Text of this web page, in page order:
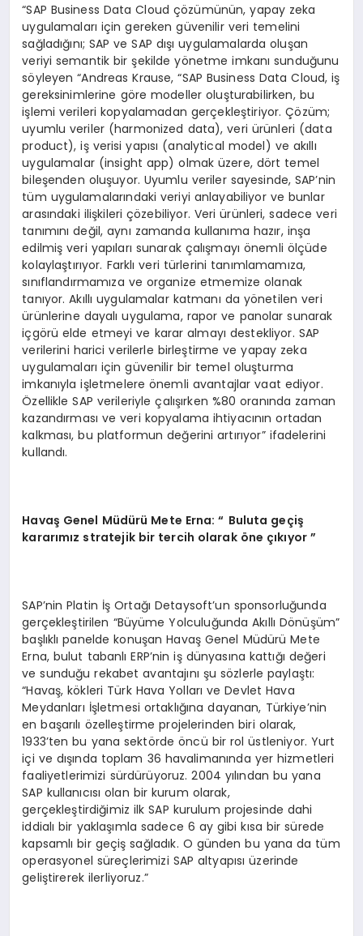
“SAP Business Data Cloud çözümünün, yapay zeka
uygulamaları için gereken güvenilir veri temelini
sağladığını; SAP ve SAP dışı uygulamalarda oluşan
veriyi semantik bir şekilde yönetme imkanı sunduğunu
söyleyen “Andreas Krause, “SAP Business Data Cloud, iş
gereksinimlerine göre modeller oluşturabilirken, bu
işlemi verileri kopyalamadan gerçekleştiriyor. Çözüm;
uyumlu veriler (harmonized data), veri ürünleri (data
product), iş verisi yapısı (analytical model) ve akıllı
uygulamalar (insight app) olmak üzere, dört temel
bileşenden oluşuyor. Uyumlu veriler sayesinde, SAP’nin
tüm uygulamalarındaki veriyi anlayabiliyor ve bunlar
arasındaki ilişkileri çözebiliyor. Veri ürünleri, sadece veri
tanımını değil, aynı zamanda kullanıma hazır, inşa
edilmiş veri yapıları sunarak çalışmayı önemli ölçüde
kolaylaştırıyor. Farklı veri türlerini tanımlamamıza,
sınıflandırmamıza ve organize etmemize olanak
tanıyor. Akıllı uygulamalar katmanı da yönetilen veri
ürünlerine dayalı uygulama, rapor ve panolar sunarak
içgörü elde etmeyi ve karar almayı destekliyor. SAP
verilerini harici verilerle birleştirme ve yapay zeka
uygulamaları için güvenilir bir temel oluşturma
imkanıyla işletmelere önemli avantajlar vaat ediyor.
Özellikle SAP verileriyle çalışırken %80 oranında zaman
kazandırması ve veri kopyalama ihtiyacının ortadan
kalkması, bu platformun değerini artırıyor” ifadelerini
kullandı.
Havaş Genel Müdürü Mete Erna: “ Buluta geçiş
kararımız stratejik bir tercih olarak öne çıkıyor ”
SAP’nin Platin İş Ortağı Detaysoft’un sponsorluğunda
gerçekleştirilen “Büyüme Yolculuğunda Akıllı Dönüşüm”
başlıklı panelde konuşan Havaş Genel Müdürü Mete
Erna, bulut tabanlı ERP’nin iş dünyasına kattığı değeri
ve sunduğu rekabet avantajını şu sözlerle paylaştı:
“Havaş, kökleri Türk Hava Yolları ve Devlet Hava
Meydanları İşletmesi ortaklığına dayanan, Türkiye’nin
en başarılı özelleştirme projelerinden biri olarak,
1933’ten bu yana sektörde öncü bir rol üstleniyor. Yurt
içi ve dışında toplam 36 havalimanında yer hizmetleri
faaliyetlerimizi sürdürüyoruz. 2004 yılından bu yana
SAP kullanıcısı olan bir kurum olarak,
gerçekleştirdiğimiz ilk SAP kurulum projesinde dahi
iddialı bir yaklaşımla sadece 6 ay gibi kısa bir sürede
kapsamlı bir geçiş sağladık. O günden bu yana da tüm
operasyonel süreçlerimizi SAP altyapısı üzerinde
geliştirerek ilerliyoruz.”